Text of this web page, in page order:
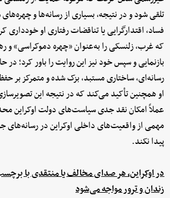
تلقی شود و در نتیجه، بسیاری از رسانه‌ها و
فساد، اقتدارگرایی یا تناقضات رفتاری او
که غرب، زلنسکی را به‌عنوان «چهره دموکراسی» و
بازنمایی و سپس خود نیز این روایت را باور کرد؛
رسانه‌ای، ساختاری مستبد، بزک شده و متمرکز بر
او همچنین تأکید می‌کند که در نتیجه این
عملاً امکان نقد جدی سیاست‌های دولت اوکراین
مهمی از واقعیت‌های داخلی اوکراین در رسانه‌های
پیدا نکند.
در اوکراین، هر صدای مخالف یا منتقدی با
زندان و ترور مواجه می‌شود